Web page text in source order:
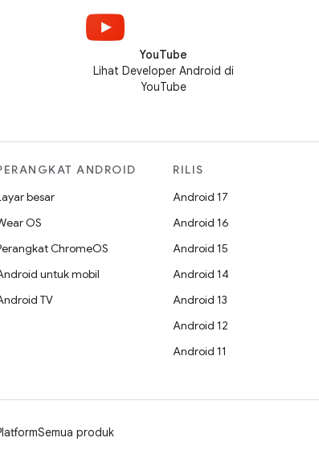
YouTube
Lihat Developer Android di
YouTube
ANDROID
besar
OS
ChromeOS
untuk mobil
TV
RILIS
Android 17
Android 16
Android 15
Android 14
Android 13
Android 12
Android 11
Semua produk